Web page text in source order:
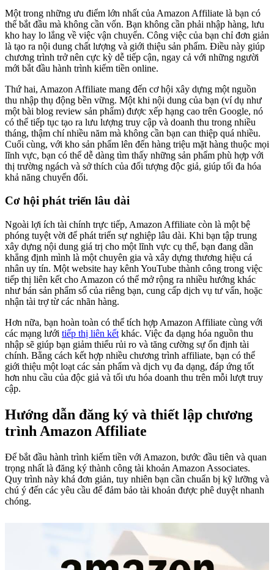
Một trong những ưu điểm lớn nhất của Amazon Affiliate là bạn có
thể bắt đầu mà không cần vốn. Bạn không cần phải nhập hàng, lưu
kho hay lo lắng về việc vận chuyển. Công việc của bạn chỉ đơn giản
là tạo ra nội dung chất lượng và giới thiệu sản phẩm. Điều này giúp
chương trình trở nên cực kỳ dễ tiếp cận, ngay cả với những người
mới bắt đầu hành trình kiếm tiền online.
Thứ hai, Amazon Affiliate mang đến cơ hội xây dựng một nguồn
thu nhập thụ động bền vững. Một khi nội dung của bạn (ví dụ như
một bài blog review sản phẩm) được xếp hạng cao trên Google, nó
có thể tiếp tục tạo ra lưu lượng truy cập và doanh thu trong nhiều
tháng, thậm chí nhiều năm mà không cần bạn can thiệp quá nhiều.
Cuối cùng, với kho sản phẩm lên đến hàng triệu mặt hàng thuộc mọi
lĩnh vực, bạn có thể dễ dàng tìm thấy những sản phẩm phù hợp với
thị trường ngách và sở thích của đối tượng độc giả, giúp tối đa hóa
khả năng chuyển đổi.
Cơ hội phát triển lâu dài
Ngoài lợi ích tài chính trực tiếp, Amazon Affiliate còn là một bệ
phóng tuyệt vời để phát triển sự nghiệp lâu dài. Khi bạn tập trung
xây dựng nội dung giá trị cho một lĩnh vực cụ thể, bạn đang dần
khẳng định mình là một chuyên gia và xây dựng thương hiệu cá
nhân uy tín. Một website hay kênh YouTube thành công trong việc
tiếp thị liên kết cho Amazon có thể mở rộng ra nhiều hướng khác
như bán sản phẩm số của riêng bạn, cung cấp dịch vụ tư vấn, hoặc
nhận tài trợ từ các nhãn hàng.
Hơn nữa, bạn hoàn toàn có thể tích hợp Amazon Affiliate cùng với
các mạng lưới tiếp thị liên kết khác. Việc đa dạng hóa nguồn thu
nhập sẽ giúp bạn giảm thiểu rủi ro và tăng cường sự ổn định tài
chính. Bằng cách kết hợp nhiều chương trình affiliate, bạn có thể
giới thiệu một loạt các sản phẩm và dịch vụ đa dạng, đáp ứng tốt
hơn nhu cầu của độc giả và tối ưu hóa doanh thu trên mỗi lượt truy
cập.
Hướng dẫn đăng ký và thiết lập chương
trình Amazon Affiliate
Để bắt đầu hành trình kiếm tiền với Amazon, bước đầu tiên và quan
trọng nhất là đăng ký thành công tài khoản Amazon Associates.
Quy trình này khá đơn giản, tuy nhiên bạn cần chuẩn bị kỹ lưỡng và
chú ý đến các yêu cầu để đảm bảo tài khoản được phê duyệt nhanh
chóng.